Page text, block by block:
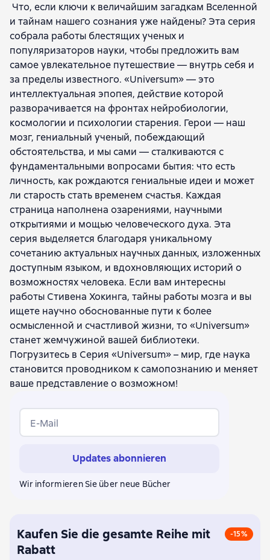
Вилейанур Рамачандран Марк Абрахамс
Николас Карр Мэтт Ридли Леонард Сасскинд
Ник Лейн Маркус Чаун Лиза Рэндалл
Ричард Ловетт Майкл Брукс Ли Смолин
Майкл Шермер Сет Ллойд Энди Кларк
Герд Гигеренцер Томас Метцингер
Шон Б. Кэрролл Брюс Худ Себастьян Сеунг
Крейг Вентер Лоуренс Краусс Шарон Моалем
Роберт Мэтьюз Пол Дэвис Несса Кэри
Лона Франк Дэвид М. Харрис Е. А. Морозов
Стивен Косслин Дэниел Клемент Деннет
Джон Тёрни Дженнифер Джекет Стивен Пинкер
Джаред Даймонд Айдан Бен-Барак Джо Марчант
Джонатан Найт Макс Тегмарк Сьюзан Блэкмор
Скотт Этран Карло Ровелли Обри Грей
Джоэл Голд Алан Элда Джеймс О’Доннелл
Пол Стейнхардт Джонатан Готтчелл Мартин Рис
Антон Цайлингер Джереми Бернштейн
Андрей Линде Джордж Дайсон Джино Сегре
Сатьяджит Дас
Хаим Харари Роберт Провайн
Мазарин Банаджи Роберт Саполски Кит Девлин
Ричард Талер Джудит Харрис Дэн Спербер
Кевин Хэнд Пол Саффо Дэвид Пизарро
Ховард Гарднер Андриан Крейе Рафаэл Буссо
Эрик Вайнштейн Дэйв Уинтер Таня Ломброзо
Сириан Саммер Хелена Кронин Джон Макуортер
Грегори Кохрейн Эндрю Ли П. З. Майерс
Питер Аткинс
Брайан Ино Симона Шнолл
Родни Брукс Джон Мазер Скотт Сэмпсон
Стюарт Пимм Карл Саббах Адам Алтер
Джеральд Смолберг
Что, если ключи к величайшим загадкам Вселенной
и тайнам нашего сознания уже найдены? Эта серия
собрала работы блестящих ученых и
популяризаторов науки, чтобы предложить вам
самое увлекательное путешествие — внутрь себя и
за пределы известного. «Universum» — это
интеллектуальная эпопея, действие которой
разворачивается на фронтах нейробиологии,
космологии и психологии старения. Герои — наш
мозг, гениальный ученый, побеждающий
обстоятельства, и мы сами — сталкиваются с
фундаментальными вопросами бытия: что есть
личность, как рождаются гениальные идеи и может
ли старость стать временем счастья. Каждая
страница наполнена озарениями, научными
открытиями и мощью человеческого духа. Эта
серия выделяется благодаря уникальному
сочетанию актуальных научных данных, изложенных
доступным языком, и вдохновляющих историй о
возможностях человека. Если вам интересны
работы Стивена Хокинга, тайны работы мозга и вы
ищете научно обоснованные пути к более
осмысленной и счастливой жизни, то «Universum»
станет жемчужиной вашей библиотеки.
Погрузитесь в Серия «Universum» – мир, где наука
становится проводником к самопознанию и меняет
ваше представление о возможном!
E-Mail
Updates abonnieren
Wir informieren Sie über neue Bücher
Kaufen Sie die gesamte Reihe mit
Rabatt
-15%